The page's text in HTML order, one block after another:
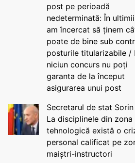
post pe perioadă
nedeterminată: În
am încercat să ținem
poate de bine sub
posturile titularizabile /
niciun concurs nu poți
garanta de la început
asigurarea unui post
Secretarul de stat Sorin
La disciplinele din zona
tehnologică există o
personal calificat pe
maiștri-instructori